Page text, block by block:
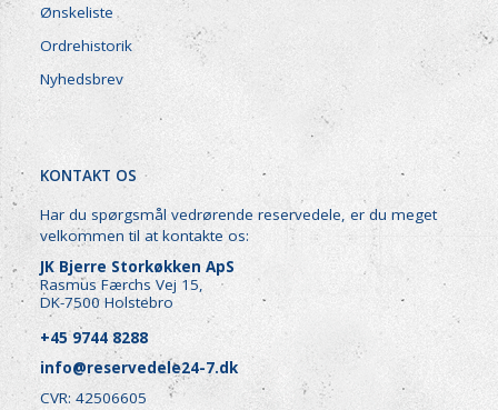
Ønskeliste
Ordrehistorik
Nyhedsbrev
KONTAKT OS
Har du spørgsmål vedrørende reservedele, er du meget
velkommen til at kontakte os:
JK Bjerre Storkøkken ApS
Rasmus Færchs Vej 15,
DK-7500 Holstebro
+45 9744 8288
info@reservedele24-7.dk
CVR: 42506605